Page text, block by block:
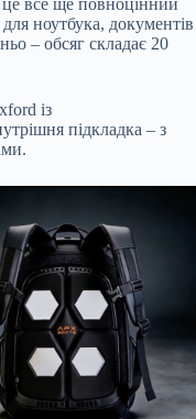
все ще повноцінний
ноутбука, документів
– обсяг складає 20
із
підкладка – з